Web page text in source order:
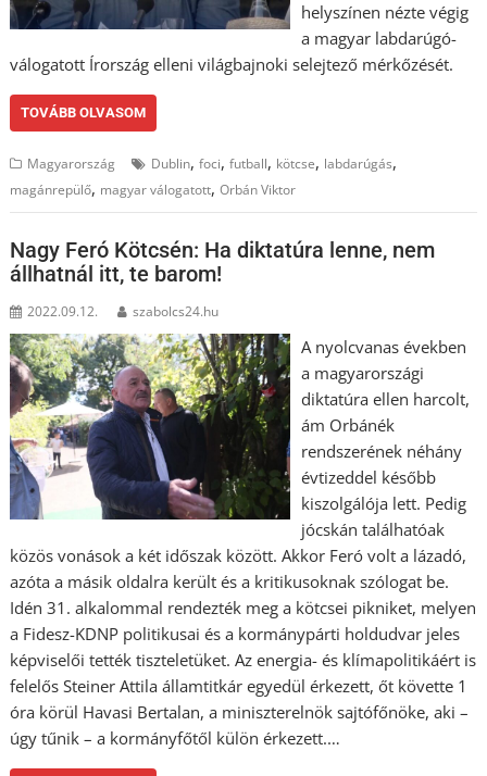
helyszínen nézte végig
a magyar labdarúgó-
válogatott Írország elleni világbajnoki selejtező mérkőzését.
TOVÁBB OLVASOM
Magyarország Dublin,foci,futball, kötcse, labdarúgás,
magánrepülő, magyar válogatott,Orbán Viktor
Nagy Feró Kötcsén: Ha diktatúra lenne, nem
állhatnál itt, te barom!
2022.09.12. szabolcs24.hu
A nyolcvanas években
a magyarországi
diktatúra ellen harcolt,
ám Orbánék
rendszerének néhány
évtizeddel később
kiszolgálója lett. Pedig
jócskán találhatóak
közös vonások a két időszak között. Akkor Feró volt a lázadó,
azóta a másik oldalra került és a kritikusoknak szólogat be.
Idén 31. alkalommal rendezték meg a kötcsei pikniket, melyen
a Fidesz-KDNP politikusai és a kormánypárti holdudvar jeles
képviselői tették tiszteletüket. Az energia- és klímapolitikáért is
felelős Steiner Attila államtitkár egyedül érkezett, őt követte 1
óra körül Havasi Bertalan, a miniszterelnök sajtófőnöke, aki –
úgy tűnik – a kormányfőtől külön érkezett.…